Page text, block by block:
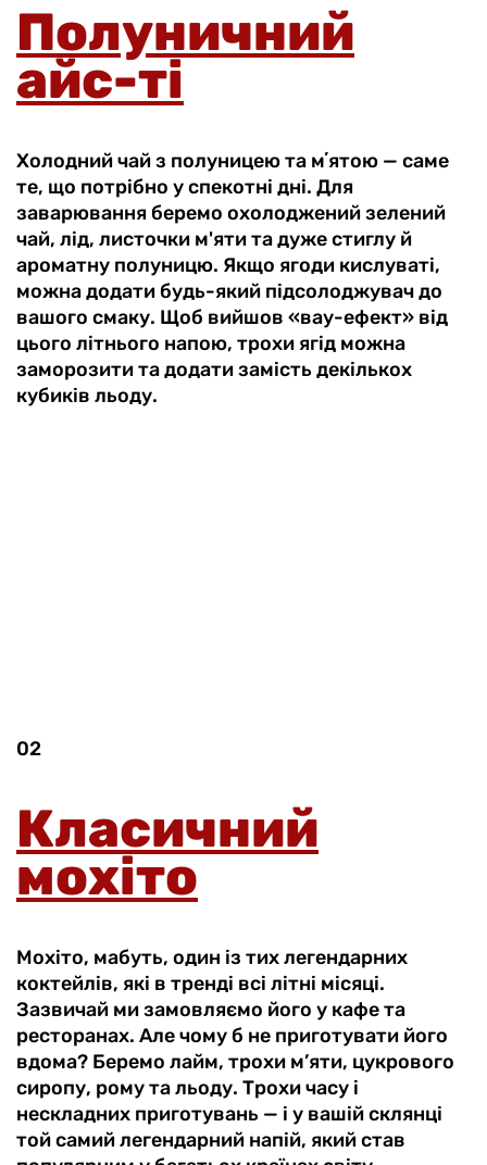
Полуничний
айс-ті
Холодний чай з полуницею та мʼятою — саме
те, що потрібно у спекотні дні. Для
заварювання беремо охолоджений зелений
чай, лід, листочки м'яти та дуже стиглу й
ароматну полуницю. Якщо ягоди кислуваті,
можна додати будь-який підсолоджувач до
вашого смаку. Щоб вийшов «вау-ефект» від
цього літнього напою, трохи ягід можна
заморозити та додати замість декількох
кубиків льоду.
02
Класичний
мохіто
Мохіто, мабуть, один із тих легендарних
коктейлів, які в тренді всі літні місяці.
Зазвичай ми замовляємо його у кафе та
ресторанах. Але чому б не приготувати його
вдома? Беремо лайм, трохи м’яти, цукрового
сиропу, рому та льоду. Трохи часу і
нескладних приготувань — і у вашій склянці
той самий легендарний напій, який став